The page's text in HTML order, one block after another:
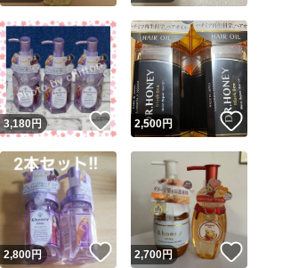
ね！
3,180円 いいね！
2,500円
ね！
2,800円 いいね！
2,700円